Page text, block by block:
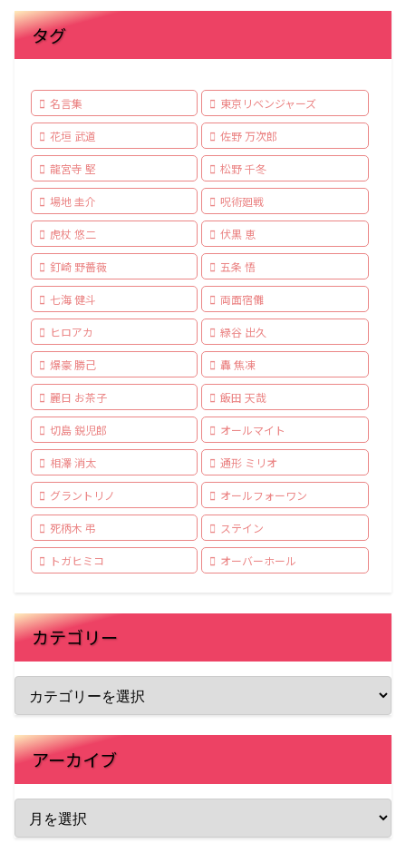
タグ
名言集 東京リベンジャーズ
花垣 武道 佐野 万次郎
龍宮寺 堅 松野 千冬
場地 圭介 呪術廻戦
虎杖 悠二 伏黒 恵
釘崎 野薔薇 五条 悟
七海 健斗 両面宿儺
ヒロアカ 緑谷 出久
爆豪 勝己 轟 焦凍
麗日 お茶子 飯田 天哉
切島 鋭児郎 オールマイト
相澤 消太 通形 ミリオ
グラントリノ オールフォーワン
死柄木 弔 ステイン
トガヒミコ オーバーホール
カテゴリー
アーカイブ